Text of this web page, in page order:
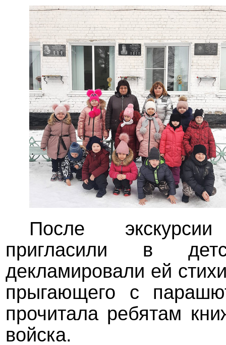
После
пригласили в
декламировали ей
прыгающего с
прочитала ребятам
войска.